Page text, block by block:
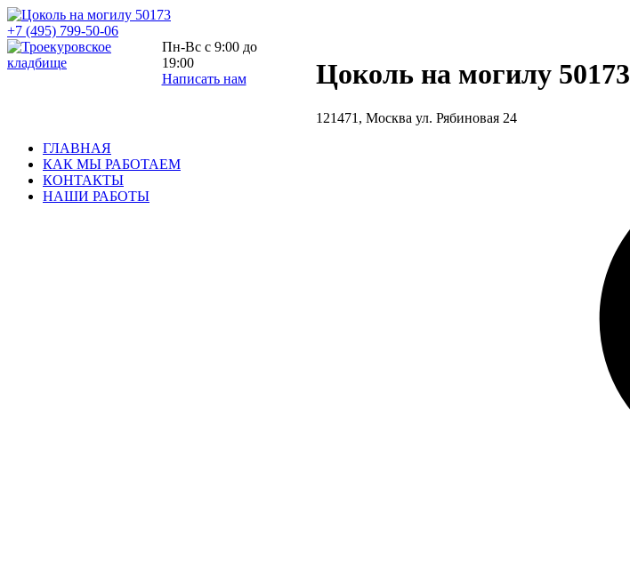
+7 (495) 799-50-06
Пн-Вс с 9:00 до
19:00
Написать нам
Цоколь на могилу 50173
121471, Москва ул. Рябиновая 24
ГЛАВНАЯ
КАК МЫ РАБОТАЕМ
КОНТАКТЫ
НАШИ РАБОТЫ